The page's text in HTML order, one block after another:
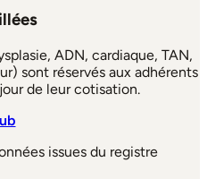
ADN, cardiaque, TAN,
sont réservés aux adhérents
de leur cotisation.
issues du registre